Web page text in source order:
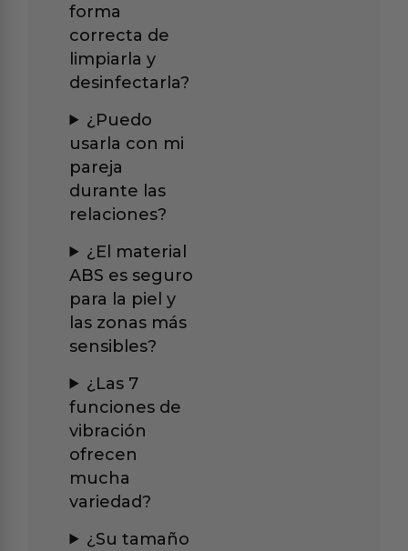
forma
correcta de
limpiarla y
desinfectarla?
¿Puedo
usarla con mi
pareja
durante las
relaciones?
¿El material
ABS es seguro
para la piel y
las zonas más
sensibles?
¿Las 7
funciones de
vibración
ofrecen
mucha
variedad?
¿Su tamaño